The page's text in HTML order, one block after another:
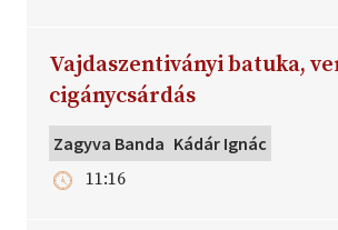
Vajdaszentiványi batuka,
cigánycsárdás
Zagyva Banda Kádár Ignác
11:16